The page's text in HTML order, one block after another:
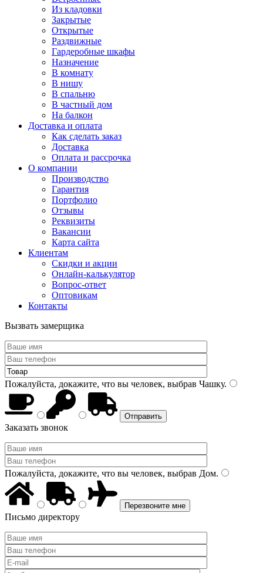
Из кладовки
Закрытые
Открытые
Раздвижные
Гардеробные шкафы
Назначение
В комнату
В нишу
В спальню
В частный дом
На балкон
Доставка и оплата
Как сделать заказ
Доставка
Оплата и рассрочка
О компании
Производство
Гарантия
Портфолио
Отзывы
Реквизиты
Вакансии
Карта сайта
Клиентам
Скидки и акции
Онлайн-калькулятор
Вопрос-ответ
Оптовикам
Контакты
Вызвать замерщика
Пожалуйста, докажите, что вы человек, выбрав Чашку.
Заказать звонок
Пожалуйста, докажите, что вы человек, выбрав Дом.
Письмо директору